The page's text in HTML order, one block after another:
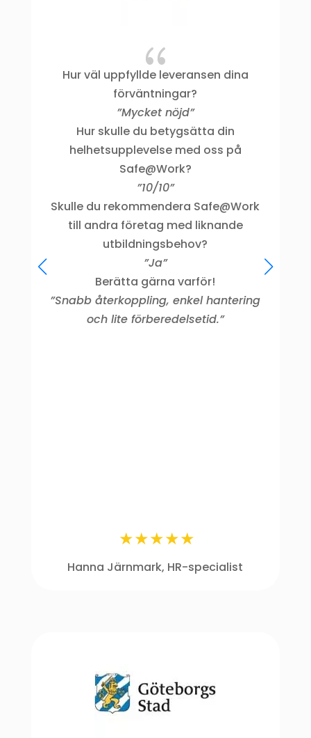
{
Hur väl uppfyllde leveransen dina
förväntningar?
”Mycket nöjd”
Hur skulle du betygsätta din
helhetsupplevelse med oss på
Safe@Work?
”10/10”
Skulle du rekommendera Safe@Work
till andra företag med liknande
utbildningsbehov?
”Ja”
Berätta gärna varför!
”Snabb återkoppling, enkel hantering
och lite förberedelsetid.”
Hanna Järnmark, HR-specialist